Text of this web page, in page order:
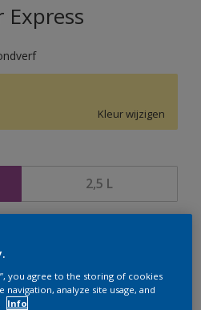
Express
Kleur wijzigen
2,5 L
you agree to the storing of cookies
analyze site usage, and
Info